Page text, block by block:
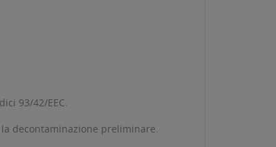
93/42/EEC.
decontaminazione preliminare.